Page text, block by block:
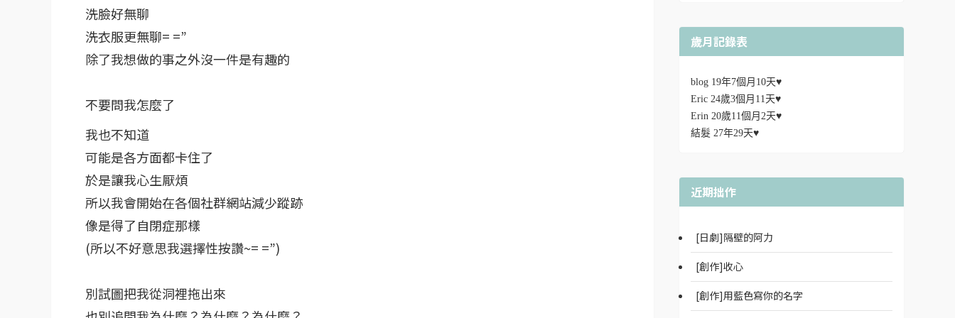
洗臉好無聊
洗衣服更無聊= =”
除了我想做的事之外沒一件是有趣的
不要問我怎麼了
我也不知道
可能是各方面都卡住了
於是讓我心生厭煩
所以我會開始在各個社群網站減少蹤跡
像是得了自閉症那樣
(所以不好意思我選擇性按讚~= =”)
別試圖把我從洞裡拖出來
歲月記錄表
blog 19年7個月10天♥
Eric 24歲3個月11天♥
Erin 20歲11個月2天♥
結髮 27年29天♥
近期拙作
[日劇]隔壁的阿力
[創作]收心
[創作]用藍色寫你的名字